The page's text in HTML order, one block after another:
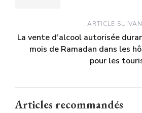
ARTICLE
La vente d’alcool autorisée
mois de Ramadan dans les
pour les
Articles recommandés